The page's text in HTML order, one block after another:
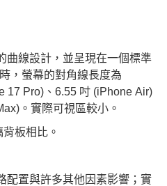
曲線設計，並呈現在一個標準
，螢幕的對角線長度為
17 Pro)、6.55 吋 (iPhone Air)
。實際可視區較小。
板相比。
配置與許多其他因素影響；實